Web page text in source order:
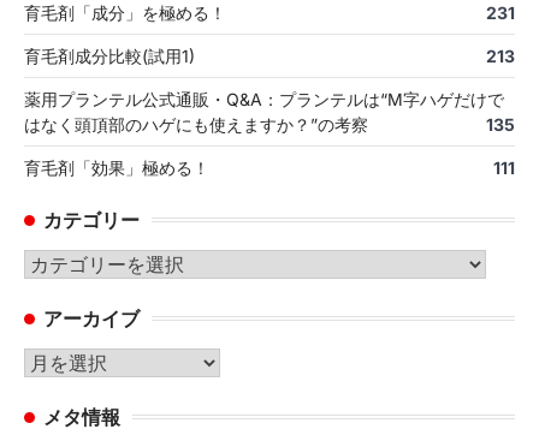
育毛剤「成分」を極める！ 231
育毛剤成分比較(試用1) 213
薬用プランテル公式通販・Q&A：プランテルは“M字ハゲだけで
はなく頭頂部のハゲにも使えますか？”の考察
135
育毛剤「効果」極める！ 111
カテゴリー
カ
ゴ
リ
ー
アーカイブ
ア
カ メタ情報